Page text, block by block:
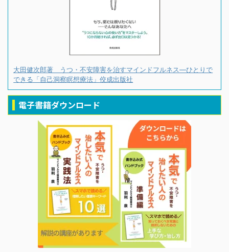
大田健次郎著 うつ・不安障害を治すマインドフルネス―ひとりで
できる「自己洞察瞑想療法」佼成出版社
電子書籍ダウンロード